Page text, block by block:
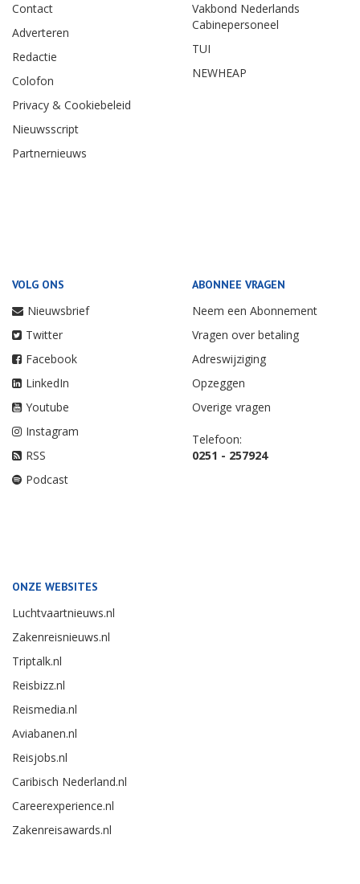
Contact
Adverteren
Redactie
Colofon
Privacy & Cookiebeleid
Nieuwsscript
Partnernieuws
Vakbond Nederlands
Cabinepersoneel
TUI
NEWHEAP
VOLG ONS
Nieuwsbrief
Twitter
Facebook
LinkedIn
Youtube
Instagram
RSS
Podcast
ABONNEE VRAGEN
Neem een Abonnement
Vragen over betaling
Adreswijziging
Opzeggen
Overige vragen
Telefoon:
0251 - 257924
ONZE WEBSITES
Luchtvaartnieuws.nl
Zakenreisnieuws.nl
Triptalk.nl
Reisbizz.nl
Reismedia.nl
Aviabanen.nl
Reisjobs.nl
Caribisch Nederland.nl
Careerexperience.nl
Zakenreisawards.nl